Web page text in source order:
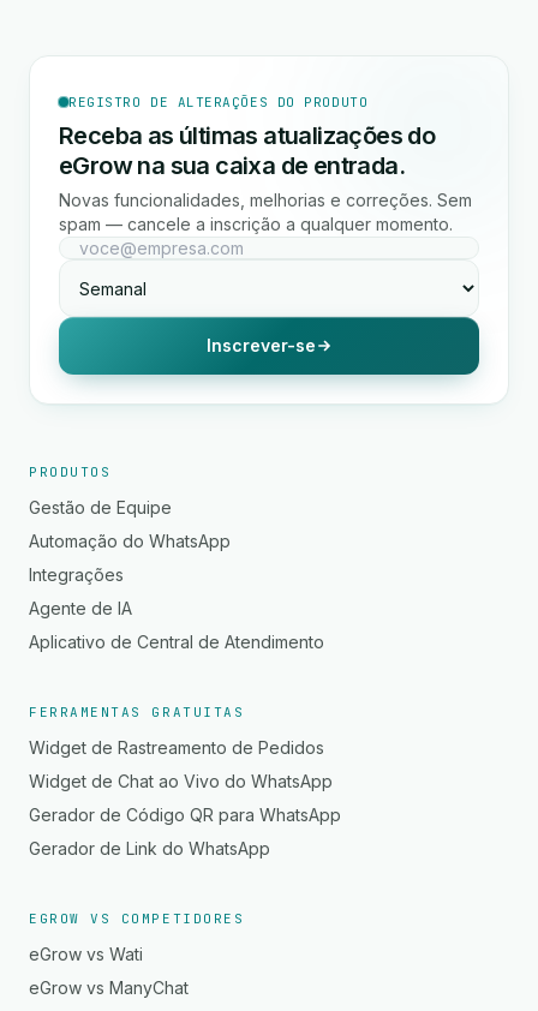
REGISTRO DE ALTERAÇÕES DO PRODUTO
Receba as últimas atualizações do
eGrow na sua caixa de entrada.
Novas funcionalidades, melhorias e correções. Sem
spam — cancele a inscrição a qualquer momento.
Inscrever-se
PRODUTOS
Gestão de Equipe
Automação do WhatsApp
Integrações
Agente de IA
Aplicativo de Central de Atendimento
FERRAMENTAS GRATUITAS
Widget de Rastreamento de Pedidos
Widget de Chat ao Vivo do WhatsApp
Gerador de Código QR para WhatsApp
Gerador de Link do WhatsApp
EGROW VS COMPETIDORES
eGrow vs Wati
eGrow vs ManyChat